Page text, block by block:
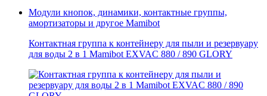
Модули кнопок, динамики, контактные группы,
амортизаторы и другое Mamibot
Контактная группа к контейнеру для пыли и резервуару
для воды 2 в 1 Mamibot EXVAC 880 / 890 GLORY